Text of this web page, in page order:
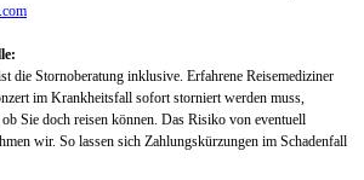
die Stornoberatung inklusive. Erfahrene Reisemediziner
im Krankheitsfall sofort storniert werden muss,
Sie doch reisen können. Das Risiko von eventuell
wir. So lassen sich Zahlungskürzungen im Schadenfall